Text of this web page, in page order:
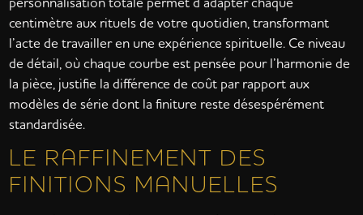
centimètre aux rituels de votre quotidien, transformant
l’acte de travailler en une expérience spirituelle. Ce niveau
de détail, où chaque courbe est pensée pour l’harmonie de
la pièce, justifie la différence de coût par rapport aux
modèles de série dont la finiture reste désespérément
standardisée.
LE RAFFINEMENT DES
FINITIONS MANUELLES